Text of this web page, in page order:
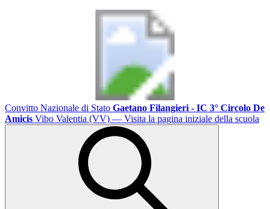
Convitto Nazionale di Stato Gaetano Filangieri - IC 3° Circolo De
Amicis Vibo Valentia (VV) — Visita la pagina iniziale della scuola